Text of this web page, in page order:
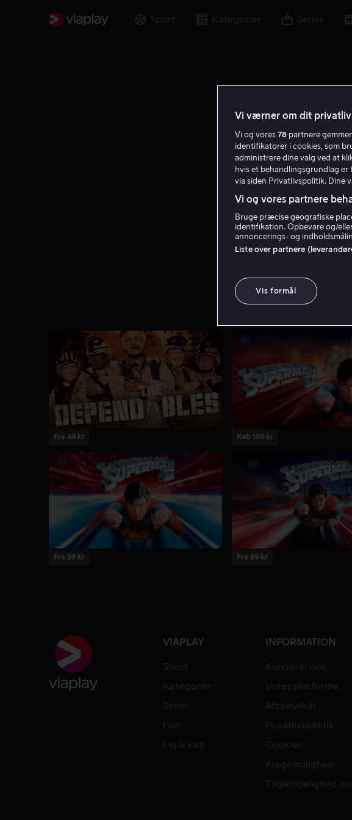
Sport Kategorier Serier
Fra 49 kr Køb 109 kr
Fra 59 kr Fra 59 kr
VIAPLAY
Sport
Kategorier
Serier
Film
Lej & køb
INFORMATION
Kundeservice
Vores platforme
Aftalevilkår
Privatlivspolitik
Cookies
Klagemulighed
Tilgængelighed
Vi værner om dit privatliv
Vi og vores 78 partnere
identifikatorer i cookies, som
administrere dine valg ved at
hvis et behandlingsgrundlag
via siden Privatlivspolitik. Dine
Vi og vores partnere
Bruge præcise geografiske
identifikation. Opbevare og/
annoncerings- og
Liste over partnere
Vis formål